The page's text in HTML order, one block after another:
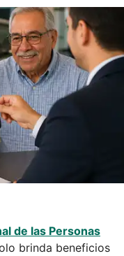
de las Personas
brinda beneficios